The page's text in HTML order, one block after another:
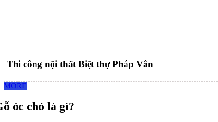
Thi công nội thất Biệt thự Pháp Vân
MORE
óc chó là gì?